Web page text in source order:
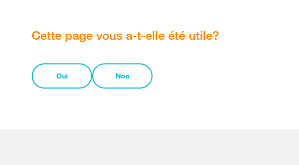
Cette page vous a-t-elle été utile?
Oui Non